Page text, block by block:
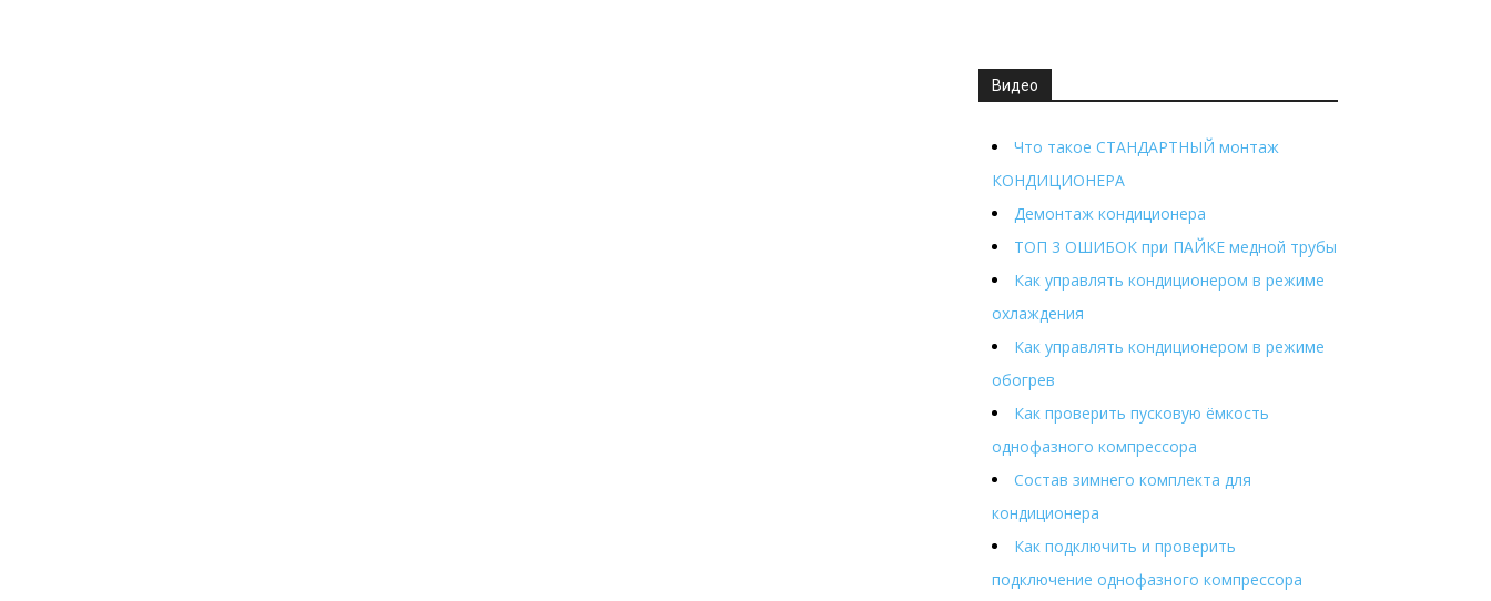
Видео
Что такое СТАНДАРТНЫЙ монтаж
КОНДИЦИОНЕРА
Демонтаж кондиционера
ТОП 3 ОШИБОК при ПАЙКЕ медной трубы
Как управлять кондиционером в режиме
охлаждения
Как управлять кондиционером в режиме
обогрев
Как проверить пусковую ёмкость
однофазного компрессора
Состав зимнего комплекта для
кондиционера
Как подключить и проверить
подключение однофазного компрессора